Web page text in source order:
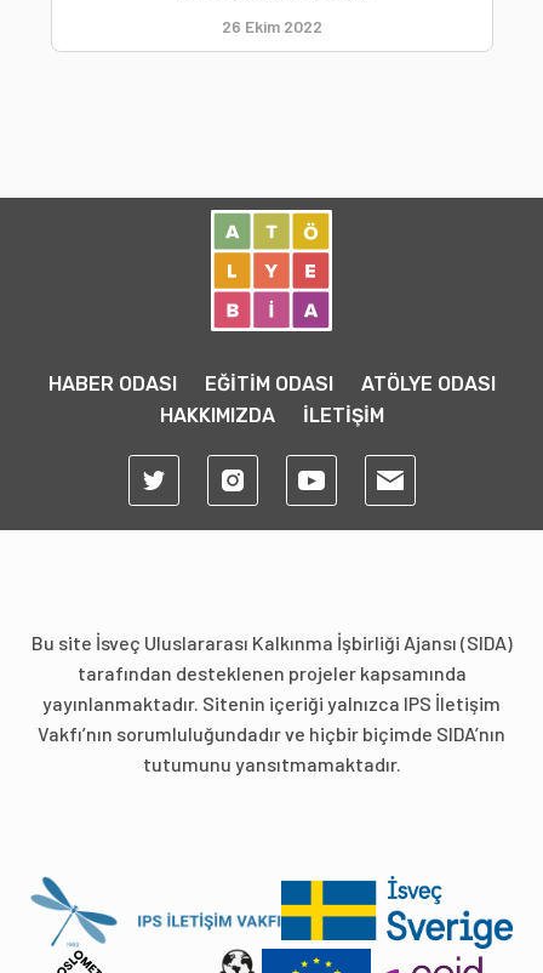
26 Ekim 2022
HABER ODASI EĞİTİM ODASI
ATÖLYE ODASI
HAKKIMIZDA
İLETİŞİM
Bu site İsveç Uluslararası Kalkınma İşbirliği Ajansı (SIDA)
tarafından desteklenen projeler kapsamında
yayınlanmaktadır. Sitenin içeriği yalnızca IPS İletişim
Vakfı’nın sorumluluğundadır ve hiçbir biçimde SIDA’nın
tutumunu yansıtmamaktadır.